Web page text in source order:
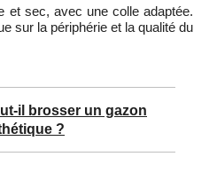
et sec, avec une colle adaptée.
sur la périphérie et la qualité du
il brosser un gazon
?